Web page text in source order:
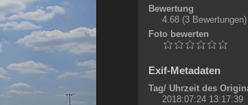
Bewertung
4.68 (3 Bewertungen)
Foto bewerten
Exif-Metadaten
Tag/ Uhrzeit des
2018:07:24 13:17:39